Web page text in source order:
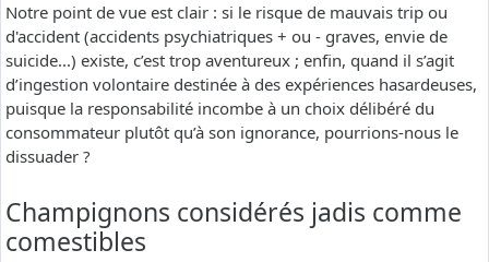
Notre point de vue est clair : si le risque de mauvais trip ou
d'accident (accidents psychiatriques + ou - graves, envie de
suicide...) existe, c’est trop aventureux ; enfin, quand il s’agit
d’ingestion volontaire destinée à des expériences hasardeuses,
puisque la responsabilité incombe à un choix délibéré du
consommateur plutôt qu’à son ignorance, pourrions-nous le
dissuader ?
Champignons considérés jadis comme
comestibles